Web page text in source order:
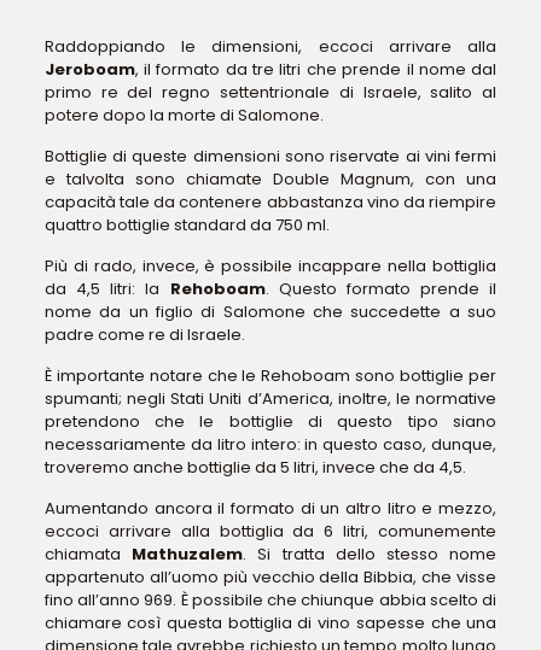
Raddoppiando le dimensioni, eccoci arrivare alla
Jeroboam, il formato da tre litri che prende il nome dal
primo re del regno settentrionale di Israele, salito al
potere dopo la morte di Salomone.
Bottiglie di queste dimensioni sono riservate ai vini fermi
e talvolta sono chiamate Double Magnum, con una
capacità tale da contenere abbastanza vino da riempire
quattro bottiglie standard da 750 ml.
Più di rado, invece, è possibile incappare nella bottiglia
da 4,5 litri: la Rehoboam. Questo formato prende il
nome da un figlio di Salomone che succedette a suo
padre come re di Israele.
È importante notare che le Rehoboam sono bottiglie per
spumanti; negli Stati Uniti d’America, inoltre, le normative
pretendono che le bottiglie di questo tipo siano
necessariamente da litro intero: in questo caso, dunque,
troveremo anche bottiglie da 5 litri, invece che da 4,5.
Aumentando ancora il formato di un altro litro e mezzo,
eccoci arrivare alla bottiglia da 6 litri, comunemente
chiamata Mathuzalem. Si tratta dello stesso nome
appartenuto all’uomo più vecchio della Bibbia, che visse
fino all’anno 969. È possibile che chiunque abbia scelto di
chiamare così questa bottiglia di vino sapesse che una